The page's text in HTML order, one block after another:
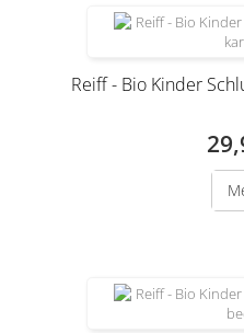
Reiff - Bio Kinder